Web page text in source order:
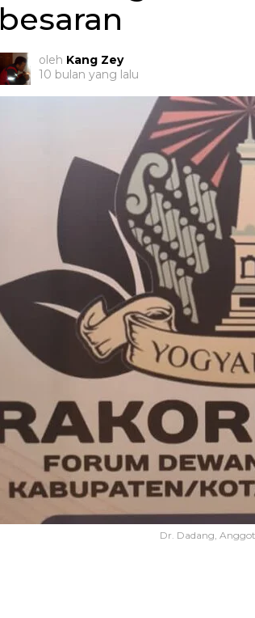
besaran
oleh Kang Zey
10 bulan yang lalu
Dr. Dadang,